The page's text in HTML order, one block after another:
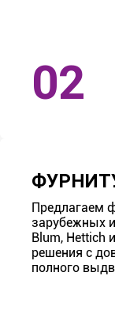
Предлагаем
зарубежных
Blum, Hettich
решения с
полного